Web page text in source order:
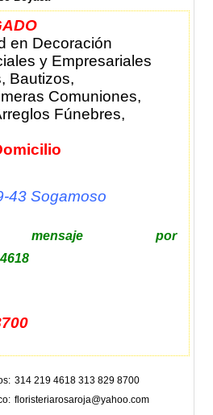
en Decoración
y Empresariales
Bautizos,
Comuniones,
Fúnebres,
43 Sogamoso
mensaje por
314 219 4618 313 829 8700
floristeriarosaroja@yahoo.com